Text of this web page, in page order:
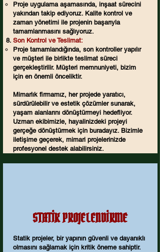
Proje uygulama aşamasında, inşaat sürecini
yakından takip ediyoruz. Kalite kontrol ve
zaman yönetimi ile projenin başarıyla
tamamlanmasını sağlıyoruz.
Son Kontrol ve Teslimat:
Proje tamamlandığında, son kontroller yapılır
ve müşteri ile birlikte teslimat süreci
gerçekleştirilir. Müşteri memnuniyeti, bizim
için en önemli önceliktir.
Mimarlık firmamız, her projede yaratıcı,
sürdürülebilir ve estetik çözümler sunarak,
yaşam alanlarını dönüştürmeyi hedefliyor.
Uzman ekibimizle, hayalinizdeki projeyi
gerçeğe dönüştürmek için buradayız. Bizimle
iletişime geçerek, mimari projelerinizde
profesyonel destek alabilirsiniz.
STATİK PROJELENDİRME
Statik projeler, bir yapının güvenli ve dayanıklı
olmasını sağlamak için kritik öneme sahiptir.